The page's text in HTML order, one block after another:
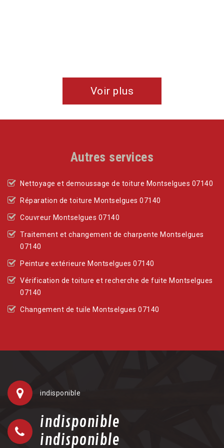
Voir plus
Autres services
Nettoyage et demoussage de toiture Montselgues 07140
Réparation de toiture Montselgues 07140
Couvreur Montselgues 07140
Traitement et changement de charpente Montselgues
07140
Peinture extérieure Montselgues 07140
Vérification de toiture et recherche de fuite Montselgues
07140
Changement de tuile Montselgues 07140
indisponible
indisponible
indisponible